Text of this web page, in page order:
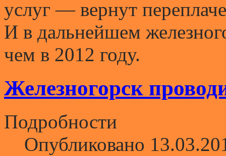
услуг — вернут
И в дальнейшем
чем в 2012 году.
Железногорск
Подробности
Опубликовано